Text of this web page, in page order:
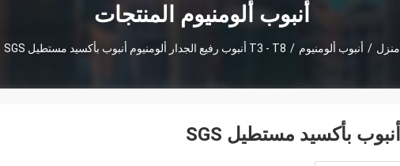
أنبوب ألومنيوم المنتجات
منزل / أنبوب ألومنيوم / T3 - T8 أنبوب رفيع الجدار ألومنيوم أنبوب بأكسيد مستطيل SGS